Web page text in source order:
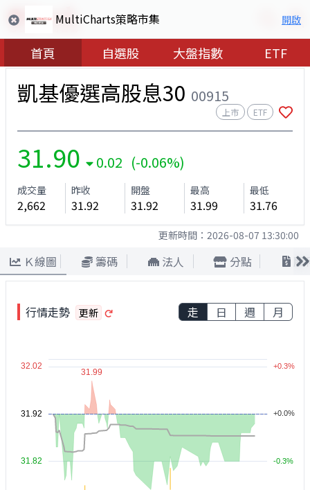
MultiCharts策略市集 開啟
首頁 自選股 大盤指數 ETF
凱基優選高股息30 00915
上市 ETF
31.90 0.02 (-0.06%)
成交量
2,662
昨收
31.92
開盤
31.92
最高
31.99
最低
31.76
更新時間： 2026-08-07 13:30:00
Ｋ線圖 籌碼 法人 分點 股
行情走勢 更新 走 日 週 月